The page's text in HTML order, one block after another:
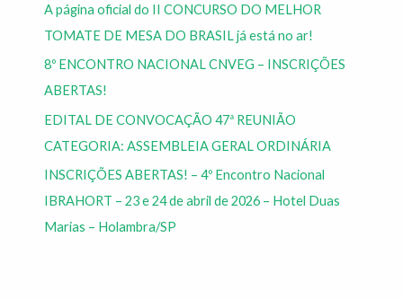
A página oficial do II CONCURSO DO MELHOR
TOMATE DE MESA DO BRASIL já está no ar!
8º ENCONTRO NACIONAL CNVEG – INSCRIÇÕES
ABERTAS!
EDITAL DE CONVOCAÇÃO 47ª REUNIÃO
CATEGORIA: ASSEMBLEIA GERAL ORDINÁRIA
INSCRIÇÕES ABERTAS! – 4º Encontro Nacional
IBRAHORT – 23 e 24 de abril de 2026 – Hotel Duas
Marias – Holambra/SP